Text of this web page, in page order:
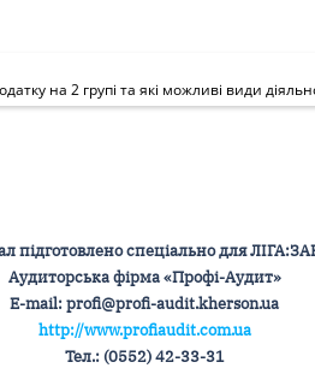
на 2 групі та які можливі види
підготовлено спеціально для
Аудиторська фірма «Профі-Аудит»
Е-mail: profi@profi-audit.kherson.ua
http://www.profiaudit.com.ua
Тел.: (0552) 42-33-31